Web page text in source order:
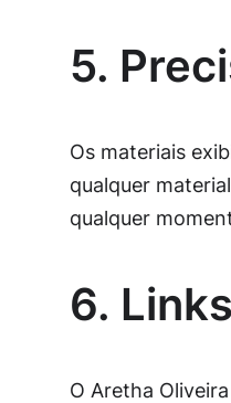
5.
Os materiais
qualquer
qualquer
6. Links
O Aretha